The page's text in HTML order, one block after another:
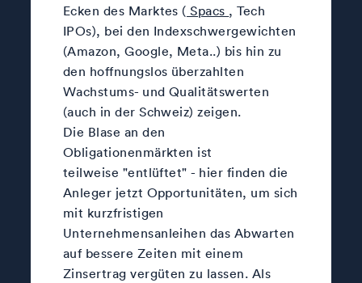
Ecken des Marktes ( Spacs , Tech
IPOs), bei den Indexschwergewichten
(Amazon, Google, Meta..) bis hin zu
den hoffnungslos überzahlten
Wachstums- und Qualitätswerten
(auch in der Schweiz) zeigen.
Die Blase an den
Obligationenmärkten ist
teilweise "entlüftet" - hier finden die
Anleger jetzt Opportunitäten, um sich
mit kurzfristigen
Unternehmensanleihen das Abwarten
auf bessere Zeiten mit einem
Zinsertrag vergüten zu lassen. Als